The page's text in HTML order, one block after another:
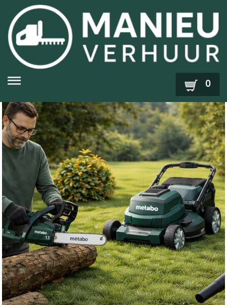
Snoeien en Heggen
Opruimen van Bladeren en
Tuinafval
Maaien en Trimmen
Zagen en Snoeien van Hout
Accessoires & Extra’s
0